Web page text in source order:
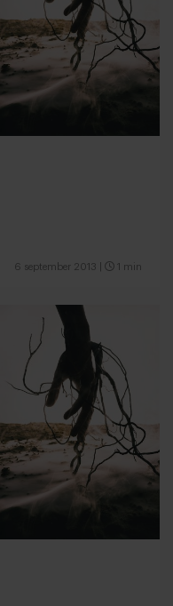
6 september 2013 1 min